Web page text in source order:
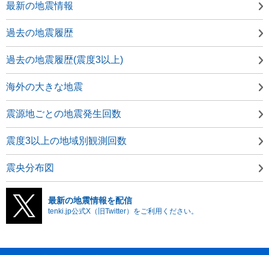
最新の地震情報
過去の地震履歴
過去の地震履歴(震度3以上)
海外の大きな地震
震源地ごとの地震発生回数
震度3以上の地域別観測回数
震央分布図
最新の地震情報を配信
tenki.jp公式X（旧Twitter）をご利用ください。